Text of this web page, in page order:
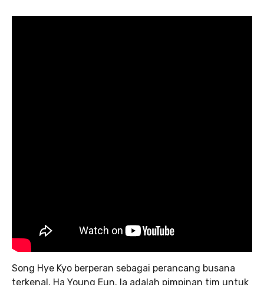
Song Hye Kyo berperan sebagai perancang busana
terkenal, Ha Young Eun. Ia adalah pimpinan tim untuk